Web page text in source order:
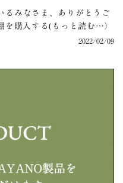
るみなさま、ありがとうご
を購入する(もっと読む…）
2022/02/09